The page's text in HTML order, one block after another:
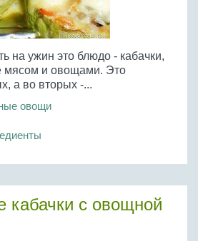
на ужин это блюдо - кабачки,
и овощами. Это
а во вторых -...
овощи
кабачки с овощной